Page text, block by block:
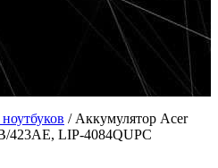
/ Аккумулятор Acer
423AE, LIP-4084QUPC